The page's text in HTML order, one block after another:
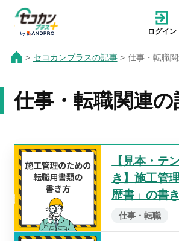
ログイン
セコカンプラスの記事 仕事・転職
仕事・転職関連の
【見本・テ
き】施工管
歴書」の書
仕事・転職